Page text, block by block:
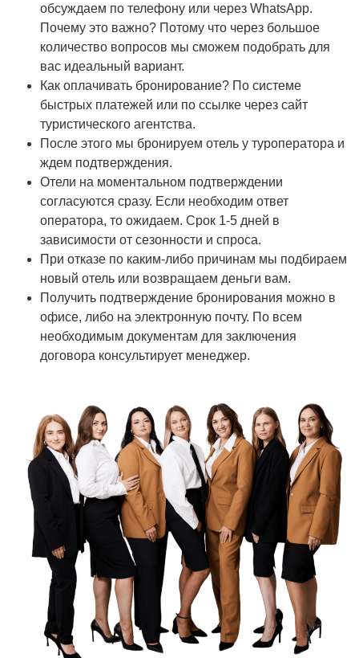
обсуждаем по телефону или через WhatsApp.
Почему это важно? Потому что через большое
количество вопросов мы сможем подобрать для
вас идеальный вариант.
Как оплачивать бронирование? По системе
быстрых платежей или по ссылке через сайт
туристического агентства.
После этого мы бронируем отель у туроператора и
ждем подтверждения.
Отели на моментальном подтверждении
согласуются сразу. Если необходим ответ
оператора, то ожидаем. Срок 1-5 дней в
зависимости от сезонности и спроса.
При отказе по каким-либо причинам мы подбираем
новый отель или возвращаем деньги вам.
Получить подтверждение бронирования можно в
офисе, либо на электронную почту. По всем
необходимым документам для заключения
договора консультирует менеджер.